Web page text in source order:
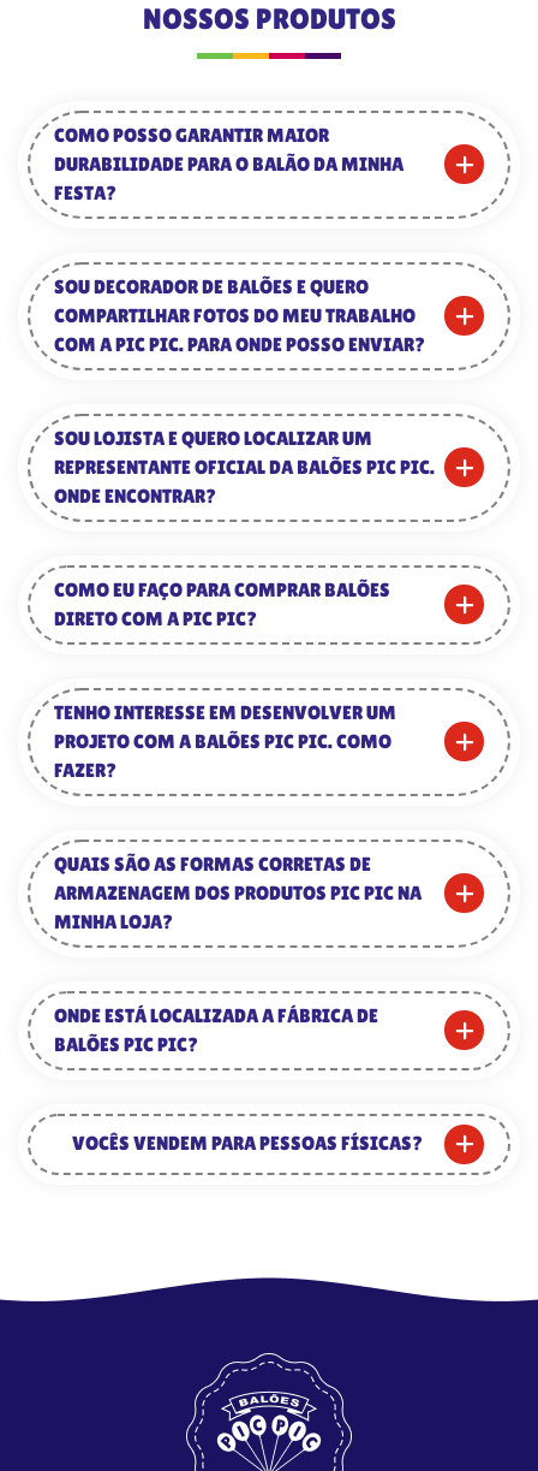
NOSSOS PRODUTOS
COMO POSSO GARANTIR MAIOR
DURABILIDADE PARA O BALÃO DA MINHA
FESTA?
SOU DECORADOR DE BALÕES E QUERO
COMPARTILHAR FOTOS DO MEU TRABALHO
COM A PIC PIC. PARA ONDE POSSO ENVIAR?
SOU LOJISTA E QUERO LOCALIZAR UM
REPRESENTANTE OFICIAL DA BALÕES PIC PIC.
ONDE ENCONTRAR?
COMO EU FAÇO PARA COMPRAR BALÕES
DIRETO COM A PIC PIC?
TENHO INTERESSE EM DESENVOLVER UM
PROJETO COM A BALÕES PIC PIC. COMO
FAZER?
QUAIS SÃO AS FORMAS CORRETAS DE
ARMAZENAGEM DOS PRODUTOS PIC PIC NA
MINHA LOJA?
ONDE ESTÁ LOCALIZADA A FÁBRICA DE
BALÕES PIC PIC?
VOCÊS VENDEM PARA PESSOAS FÍSICAS?